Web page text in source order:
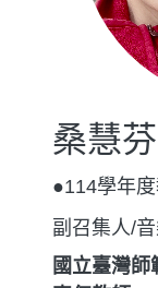
桑慧芬
●114學年
副召集人/
國立臺灣